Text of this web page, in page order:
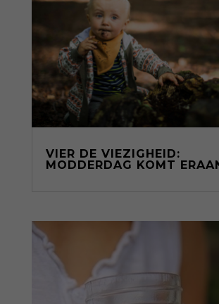
VIER DE VIEZIGHEID:
MODDERDAG KOMT